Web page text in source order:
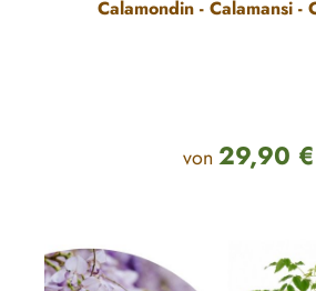
Calamondin - Calamansi -
Regulärer Preis:
von 29,90 €